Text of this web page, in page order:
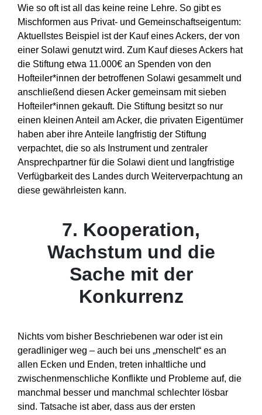
Wie so oft ist all das keine reine Lehre. So gibt es
Mischformen aus Privat- und Gemeinschaftseigentum:
Aktuellstes Beispiel ist der Kauf eines Ackers, der von
einer Solawi genutzt wird. Zum Kauf dieses Ackers hat
die Stiftung etwa 11.000€ an Spenden von den
Hofteiler*innen der betroffenen Solawi gesammelt und
anschließend diesen Acker gemeinsam mit sieben
Hofteiler*innen gekauft. Die Stiftung besitzt so nur
einen kleinen Anteil am Acker, die privaten Eigentümer
haben aber ihre Anteile langfristig der Stiftung
verpachtet, die so als Instrument und zentraler
Ansprechpartner für die Solawi dient und langfristige
Verfügbarkeit des Landes durch Weiterverpachtung an
diese gewährleisten kann.
7. Kooperation,
Wachstum und die
Sache mit der
Konkurrenz
Nichts vom bisher Beschriebenen war oder ist ein
geradliniger weg – auch bei uns „menschelt“ es an
allen Ecken und Enden, treten inhaltliche und
zwischenmenschliche Konflikte und Probleme auf, die
manchmal besser und manchmal schlechter lösbar
sind. Tatsache ist aber, dass aus der ersten